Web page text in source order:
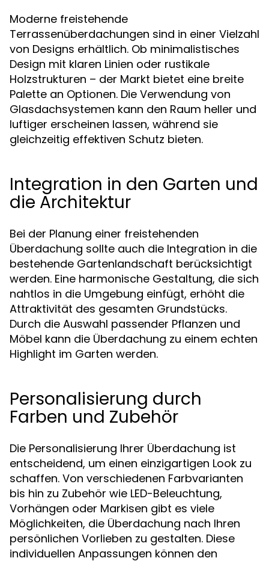
Moderne freistehende
Terrassenüberdachungen sind in einer Vielzahl
von Designs erhältlich. Ob minimalistisches
Design mit klaren Linien oder rustikale
Holzstrukturen – der Markt bietet eine breite
Palette an Optionen. Die Verwendung von
Glasdachsystemen kann den Raum heller und
luftiger erscheinen lassen, während sie
gleichzeitig effektiven Schutz bieten.
Integration in den Garten und
die Architektur
Bei der Planung einer freistehenden
Überdachung sollte auch die Integration in die
bestehende Gartenlandschaft berücksichtigt
werden. Eine harmonische Gestaltung, die sich
nahtlos in die Umgebung einfügt, erhöht die
Attraktivität des gesamten Grundstücks.
Durch die Auswahl passender Pflanzen und
Möbel kann die Überdachung zu einem echten
Highlight im Garten werden.
Personalisierung durch
Farben und Zubehör
Die Personalisierung Ihrer Überdachung ist
entscheidend, um einen einzigartigen Look zu
schaffen. Von verschiedenen Farbvarianten
bis hin zu Zubehör wie LED-Beleuchtung,
Vorhängen oder Markisen gibt es viele
Möglichkeiten, die Überdachung nach Ihren
persönlichen Vorlieben zu gestalten. Diese
individuellen Anpassungen können den